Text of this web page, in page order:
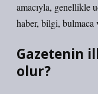
amacıyla, genellikle
haber, bilgi, bulmaca
Gazetenin
olur?